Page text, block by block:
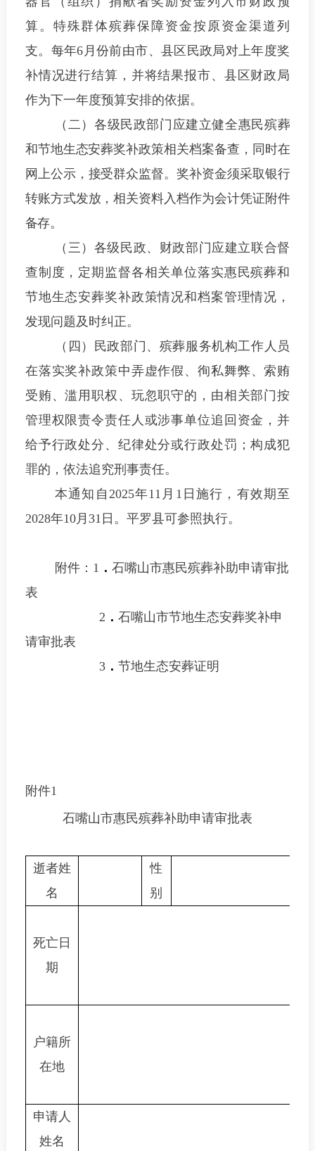
算。特殊群体殡葬保障资金按原资金渠道列
支。每年6 月份前由市、县区民政局对上年度奖
补情况进行结算，并将结果报市、县区财政局
作为下一年度预算安排的依据。
（ 二 ）各级民政部门应建立健全惠民殡葬
和节地生态安葬奖补政策相关档案备查 ，同时在
网上公示，接受群众监督。奖补资金须采取银行
转账方式发放，相关资料入档作为会计凭证附件
备存。
（三）各级民政、财政部门应建立联合督
查制度，定期监督各相关单位落实惠民殡葬和
节地生态安葬奖补政策情况和档案管理情况，
发现问题及时纠正。
（四）民政部门、殡葬服务机构工作人员
在落实奖补政策中弄虚作假、徇私舞弊、索贿
受贿、滥用职权、玩忽职守的，由相关部门按
管理权限责令责任人或涉事单位追回资金，并
给予行政处分、纪律处分或行政处罚；构成犯
罪的，依法追究刑事责任。
本通知自 2025年11 月 1 日施行，有效期至
2028年10月 31 日 。平罗县可参照执行。
附件： 1 ．石嘴山市惠民殡葬补助申请审批
表
2 ．石嘴山市节地生态安葬奖补申
请审批表
3 ．节地生态安葬证明
附件1
石嘴山市惠民殡葬补助申请审批表
逝者姓
名
性
别
死亡日
期
户籍所
在地
申请人
姓名